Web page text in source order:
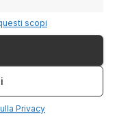
scopi
Privacy
una serata
di
delle